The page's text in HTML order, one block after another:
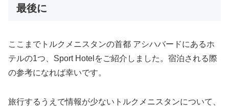
最後に
ここまでトルクメニスタンの首都 アシハバードにあるホ
テルの1つ、Sport Hotelをご紹介しました。宿泊される際
の参考になれば幸いです。
旅行するうえで情報が少ないトルクメニスタンについて、